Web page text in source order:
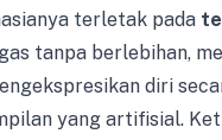
terletak pada
tanpa berlebihan,
diri
yang artifisial.